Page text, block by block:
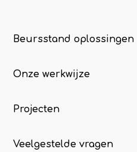
Beursstand oplossingen
Onze werkwijze
Projecten
Veelgestelde vragen